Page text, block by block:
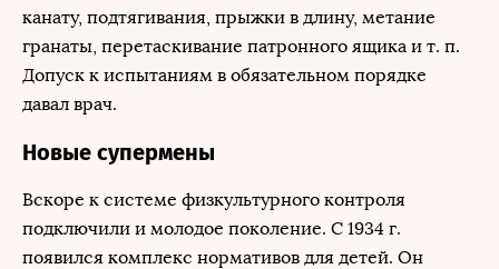
канату, подтягивания, прыжки в длину, метание
гранаты, перетаскивание патронного ящика и т. п.
Допуск к испытаниям в обязательном порядке
давал врач.
Новые супермены
Вскоре к системе физкультурного контроля
подключили и молодое поколение. C 1934 г.
появился комплекс нормативов для детей. Он